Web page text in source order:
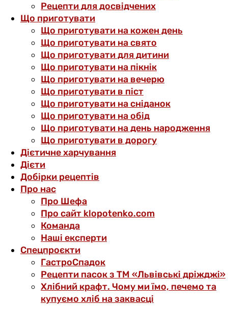
Рецепти для досвідчених
Що приготувати
Що приготувати на кожен день
Що приготувати на свято
Що приготувати для дитини
Що приготувати на пікнік
Що приготувати на вечерю
Що приготувати в піст
Що приготувати на сніданок
Що приготувати на обід
Що приготувати на день народження
Що приготувати в дорогу
Дієтичне харчування
Дієти
Добірки рецептів
Про нас
Про Шефа
Про сайт klopotenko.com
Команда
Наші експерти
Спецпроєкти
ГастроСпадок
Рецепти пасок з ТМ «Львівські дріжджі»
Хлібний крафт. Чому ми їмо, печемо та
купуємо хліб на заквасці